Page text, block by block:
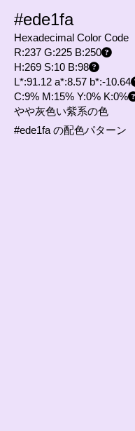
#ede1fa
Hexadecimal Color Code
R:237 G:225 B:250
H:269 S:10 B:98
L*:91.12 a*:8.57 b*:-10.64
C:9% M:15% Y:0% K:0%
やや灰色い紫系の色
#ede1fa の配色パターン